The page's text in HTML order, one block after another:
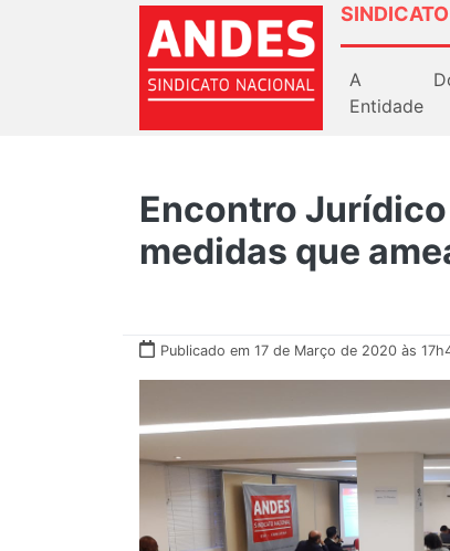
A
Entidade
Encontro
medidas que
Publicado em 17 de Março de 2020 às